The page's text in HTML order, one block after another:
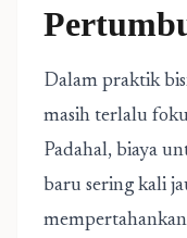
Dalam praktik
masih terlalu
Padahal, biaya
baru sering kali